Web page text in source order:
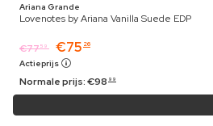
Ariana Grande
Lovenotes by Ariana Vanilla Suede EDP
€7759 €75 26
Actieprijs
Normale prijs:€98 99